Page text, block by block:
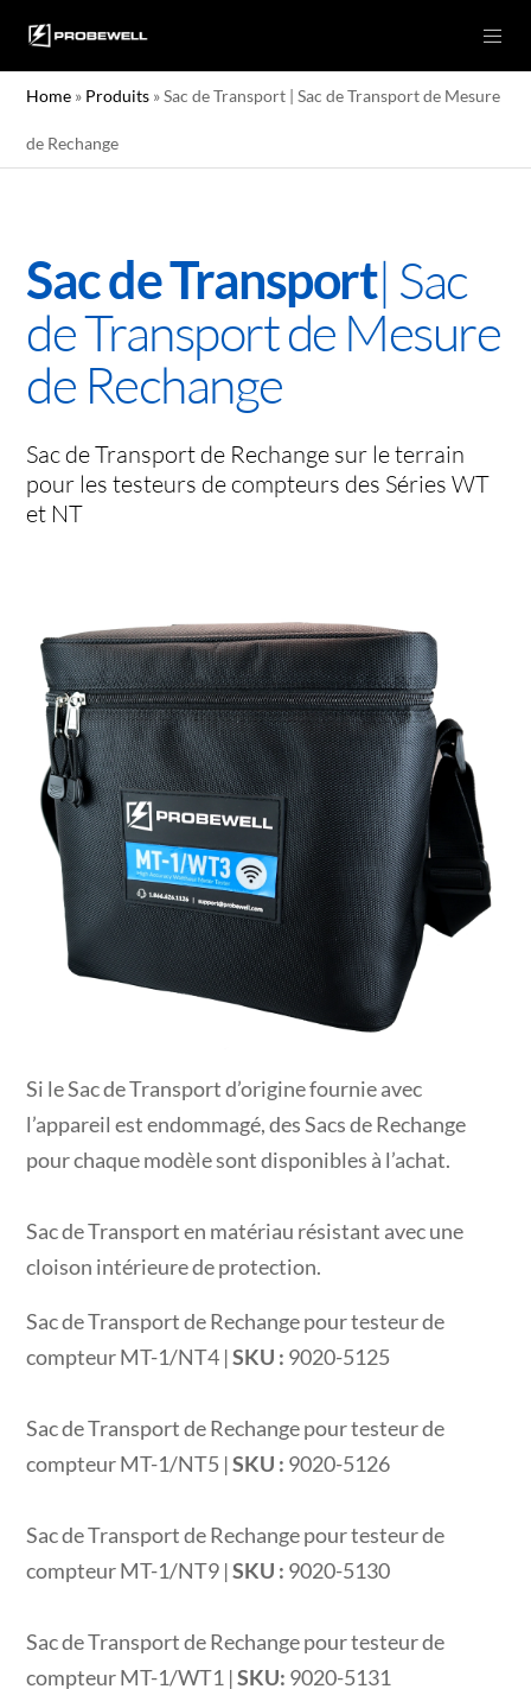
Home » Produits »Sac de Transport | Sac de Transport de Mesure
de Rechange
Sac de Transport| Sac
de Transport de Mesure
de Rechange
Sac de Transport de Rechange sur le terrain
pour les testeurs de compteurs des Séries WT
et NT
Si le Sac de Transport d’origine fournie avec
l’appareil est endommagé, des Sacs de Rechange
pour chaque modèle sont disponibles à l’achat.
Sac de Transport en matériau résistant avec une
cloison intérieure de protection.
Sac de Transport de Rechange pour testeur de
compteur MT-1/NT4 |SKU : 9020-5125
Sac de Transport de Rechange pour testeur de
compteur MT-1/NT5 |SKU : 9020-5126
Sac de Transport de Rechange pour testeur de
compteur MT-1/NT9 |SKU : 9020-5130
Sac de Transport de Rechange pour testeur de
compteur MT-1/WT1 |SKU: 9020-5131